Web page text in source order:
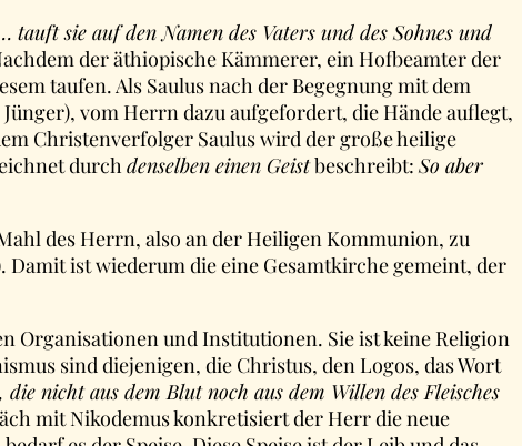
sie auf den Namen des Vaters und des Sohnes und
der äthiopische Kämmerer, ein Hofbeamter der
taufen. Als Saulus nach der Begegnung mit dem
vom Herrn dazu aufgefordert, die Hände auflegt,
Christenverfolger Saulus wird der große heilige
durchdenselben einen Geistbeschreibt:So aber
des Herrn, also an der Heiligen Kommunion, zu
Damit ist wiederum die eine Gesamtkirche gemeint, der
Organisationen und Institutionen. Sie ist keine Religion
sind diejenigen, die Christus, den Logos, das Wort
nicht aus dem Blut noch aus dem Willen des Fleisches
mit Nikodemus konkretisiert der Herr die neue